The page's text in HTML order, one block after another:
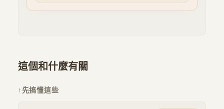
這個和什麼有關
↑ 先搞懂這些